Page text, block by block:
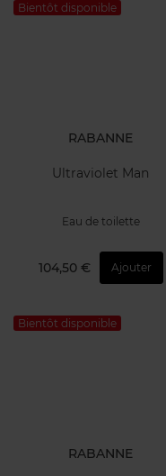
Bientôt disponible
RABANNE
Ultraviolet Man
Eau de toilette
104,50 € Ajouter
Bientôt disponible
RABANNE